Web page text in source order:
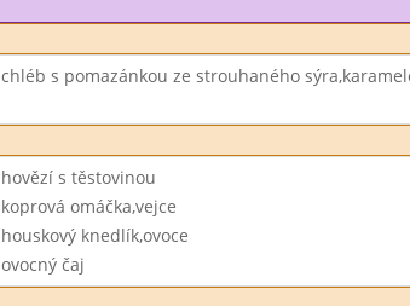
chléb s pomazánkou ze strouhaného
hovězí s těstovinou
koprová omáčka,vejce
houskový knedlík,ovoce
ovocný čaj